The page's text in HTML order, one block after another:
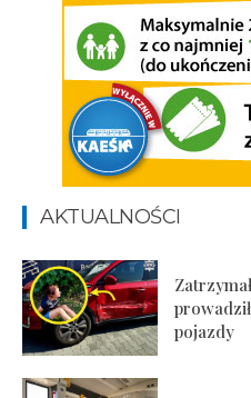
AKTUALNOŚCI
pojazdy